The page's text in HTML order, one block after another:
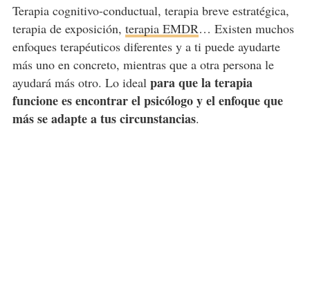
Terapia cognitivo-conductual, terapia breve estratégica,
terapia de exposición, terapia EMDR… Existen muchos
enfoques terapéuticos diferentes y a ti puede ayudarte
más uno en concreto, mientras que a otra persona le
ayudará más otro. Lo ideal para que la terapia
funcione es encontrar el psicólogo y el enfoque que
más se adapte a tus circunstancias.